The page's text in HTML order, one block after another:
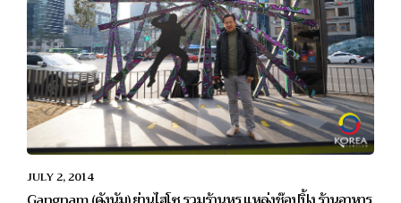
JULY 2, 2014